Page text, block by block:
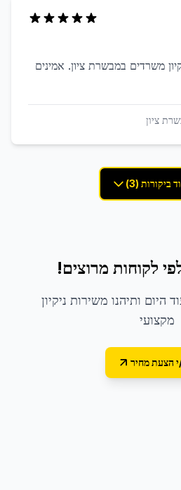
משרדים במבשרת ציון. אמינים
ציון
ביקורות (3)
לקוחות מרוצים!
היום ותיהנו משירות ניקיון
מקצועי
הצעת מחיר